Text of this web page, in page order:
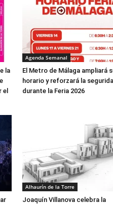
la
el
Agenda Semanal
El Metro de Málaga ampliará
horario y reforzará la
durante la Feria 2026
Alhaurín de la Torre
Joaquín Villanova celebra la